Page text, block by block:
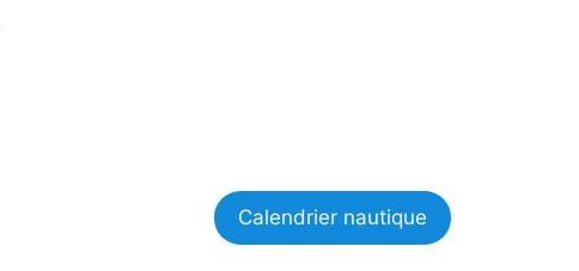
Calendrier nautique